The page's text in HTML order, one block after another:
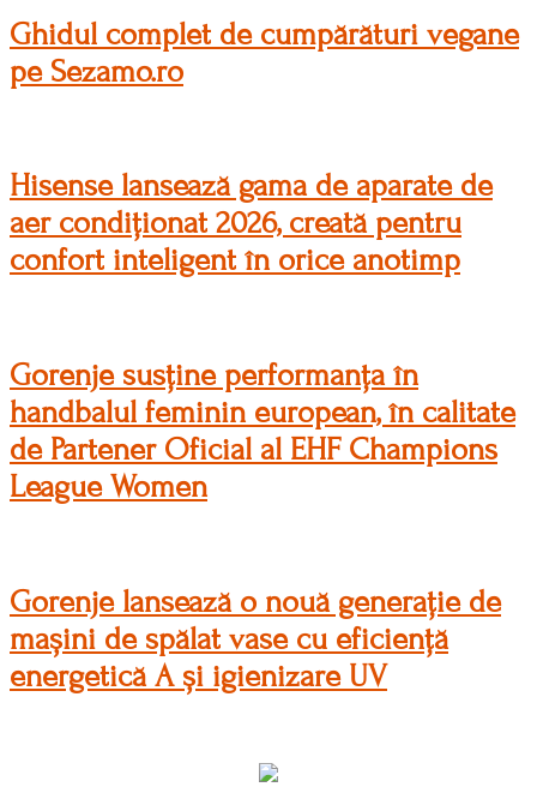
Ghidul complet de cumpărături vegane
pe Sezamo.ro
Hisense lansează gama de aparate de
aer condiționat 2026, creată pentru
confort inteligent în orice anotimp
Gorenje susține performanța în
handbalul feminin european, în calitate
de Partener Oficial al EHF Champions
League Women
Gorenje lansează o nouă generație de
mașini de spălat vase cu eficiență
energetică A și igienizare UV